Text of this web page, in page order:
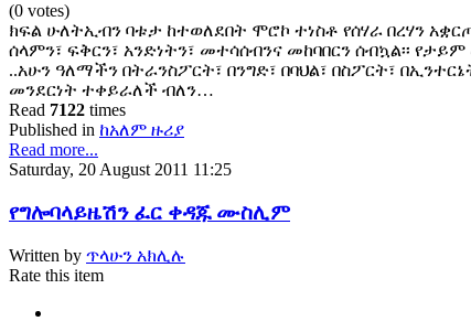
(0 votes)
ክፍል ሁለትኢብን ባቱታ ከተወለደበት ሞሮኮ ተነስቶ የሰሃራ በረሃን
ሰላምን፣ ፍቅርን፣ አንድነትን፣ መተሳሰብንና መከባበርን ሰብኳል፡፡
..አሁን ዓለማችን በትራንስፖርት፣ በንግድ፣ በባህል፣ በስፖርት፣
መንደርነት ተቀይራለች ብለን…
Read 7122 times
Published in ከአለም ዙሪያ
Read more...
Saturday, 20 August 2011 11:25
የግሎባላይዜሽን ፈር ቀዳጁ ሙስሊም
Written by ጥላሁን አክሊሉ
Rate this item